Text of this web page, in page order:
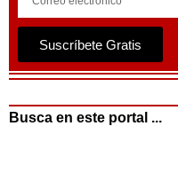
Suscríbete Gratis
Busca en este portal ...